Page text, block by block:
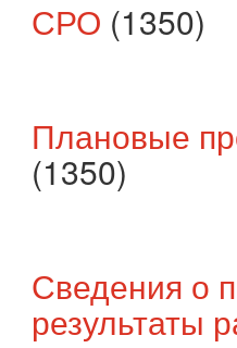
СРО (1350)
Плановые
(1350)
Сведения о
результаты